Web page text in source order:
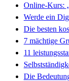
Online-Kurs:
Werde ein
Die besten
7 mächtige
11
Die